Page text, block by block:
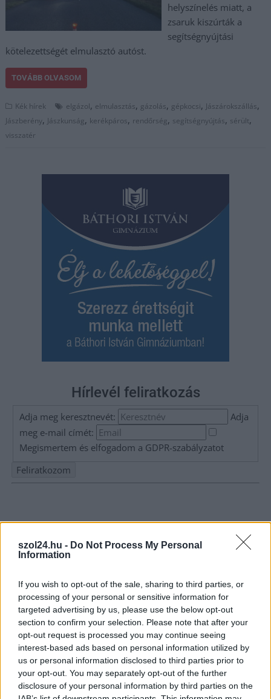
szol24.hu - Do Not Process My Personal
Information
If you wish to opt-out of the sale, sharing to third parties, or
processing of your personal or sensitive information for
targeted advertising by us, please use the below opt-out
section to confirm your selection. Please note that after your
opt-out request is processed you may continue seeing
interest-based ads based on personal information utilized by
us or personal information disclosed to third parties prior to
your opt-out. You may separately opt-out of the further
disclosure of your personal information by third parties on the
helyszínelés miatt, a
zsaruk kiszúrták a
segítségnyújtási
kötelezettségét elmulasztó autóst.
TOVÁBB OLVASOM
Kék hírek elgázol, elmulasztás, gázolás, gépkocsi, Jászárokszállás,
Jászberény, Jászkunság, kerékpáros, rendőrség, segítségnyújtás, sérült,
visszatér
Hírlevél feliratkozás
Adja meg keresztnevét:
Adja
meg e-mail címét:
Megismertem és elfogadom a GDPR-szabályzatot
postaládájába érkezik!
Szolnokon egy kulcsfontosságú körforgalmat részlegesen
lezárnak a napokban, a közlekedés az átlagost is meghaladó
mértékben lebénul
Elromlott a biztosítóberendezés a ceglédi vasútvonalon,
alapos késések alakultak ki a menetrendhez képest,
kimaradás is előfordult